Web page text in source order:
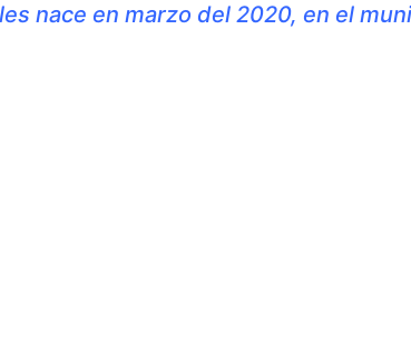
nace en marzo del 2020, en el